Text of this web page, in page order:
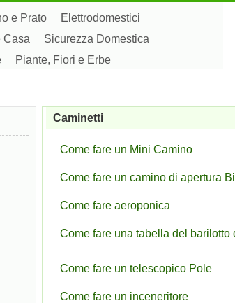
e Prato
Elettrodomestici
Casa
Sicurezza Domestica
Piante, Fiori e Erbe
Caminetti
Come fare un Mini Camino
Come fare un camino di apertura
Come fare aeroponica
Come fare una tabella del barilotto
Come fare un telescopico Pole
Come fare un inceneritore